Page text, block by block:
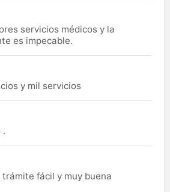
servicios médicos y la
es impecable.
y mil servicios
.
trámite fácil y muy buena